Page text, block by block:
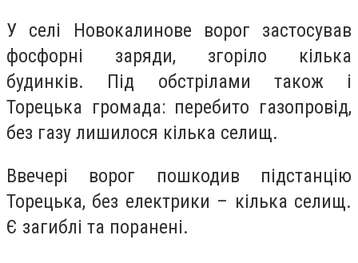
У селі Новокалинове ворог застосував
фосфорні заряди, згоріло кілька
будинків. Під обстрілами також і
Торецька громада: перебито газопровiд,
без газу лишилося кілька селищ.
Ввечері ворог пошкодив підстанцію
Торецька, без електрики – кілька селищ.
Є загиблі та поранені.